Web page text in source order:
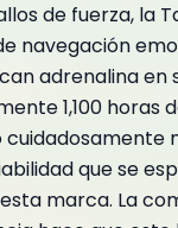
de fuerza, la
navegación
adrenalina en
1,100 horas
cuidadosamente
que se
marca. La